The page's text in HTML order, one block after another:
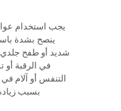
ينصح بشدة
شديد أو طفح
في الرقبة
التنفس أو آلام
بسبب